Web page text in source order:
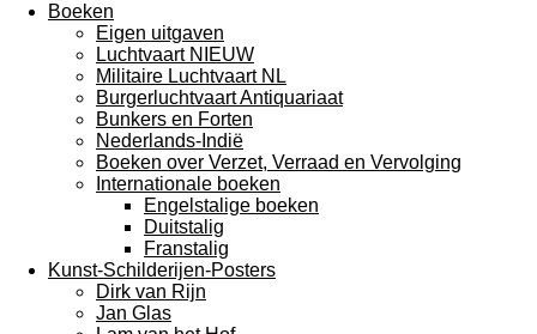
Boeken
Eigen uitgaven
Luchtvaart NIEUW
Militaire Luchtvaart NL
Burgerluchtvaart Antiquariaat
Bunkers en Forten
Nederlands-Indië
Boeken over Verzet, Verraad en Vervolging
Internationale boeken
Engelstalige boeken
Duitstalig
Franstalig
Kunst-Schilderijen-Posters
Dirk van Rijn
Jan Glas